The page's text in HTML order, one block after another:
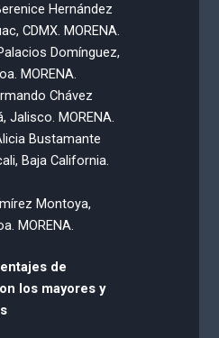
Hernández
CDMX. MORENA.
Domínguez,
MORENA.
Chávez
Jalisco. MORENA.
Bustamante
Baja California.
Montoya,
MORENA.
de
los mayores y